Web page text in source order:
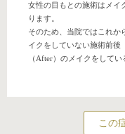
女性の目もとの施術はメイ
ります。
そのため、当院ではこれか
イクをしていない施術前後
（After）のメイクをして
この